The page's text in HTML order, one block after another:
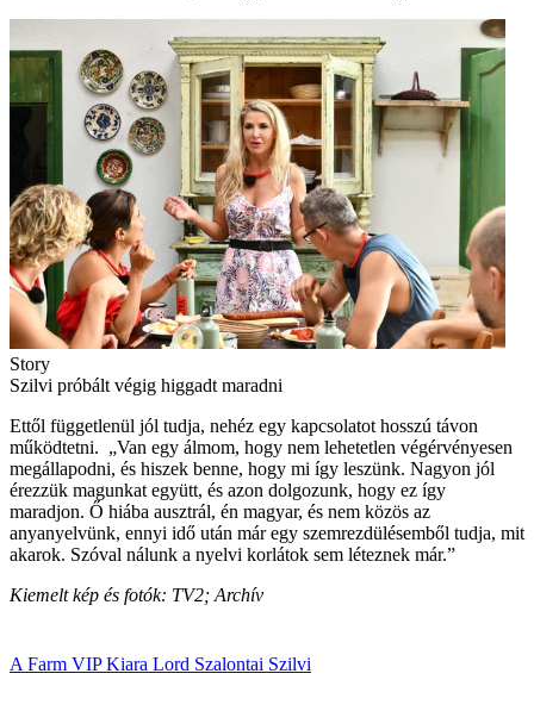
Story
Szilvi próbált végig higgadt maradni
Ettől függetlenül jól tudja, nehéz egy kapcsolatot hosszú távon
működtetni. „Van egy álmom, hogy nem lehetetlen végérvényesen
megállapodni, és hiszek benne, hogy mi így leszünk. Nagyon jól
érezzük magunkat együtt, és azon dolgozunk, hogy ez így
maradjon. Ő hiába ausztrál, én magyar, és nem közös az
anyanyelvünk, ennyi idő után már egy szemrezdülésemből tudja, mit
akarok. Szóval nálunk a nyelvi korlátok sem léteznek már.”
Kiemelt kép és fotók: TV2; Archív
A Farm VIPKiara Lord Szalontai Szilvi